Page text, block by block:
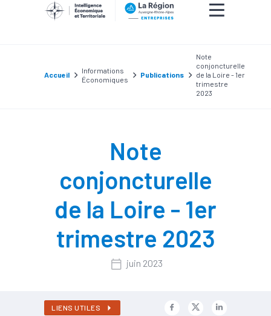
Accueil
Informations
Économiques
Publications
Note
conjoncturelle
de la Loire - 1er
trimestre
2023
Note
conjoncturelle
de la Loire - 1er
trimestre 2023
juin 2023
LIENS UTILES